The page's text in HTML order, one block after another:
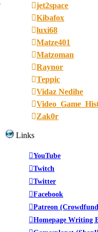
jet2space
Kibafox
luxi68
Matze401
Matzoman
Raynor
Teppic
Vidaz Nedihe
Zak0r
Links
YouTube
Twitch
Twitter
Facebook
Patreon
Homepage Writing